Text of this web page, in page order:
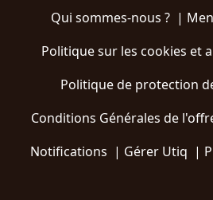
Qui sommes-nous ?|
Politique sur les cookies et
Politique de protection
Conditions Générales de
Notifications | Gérer Utiq |